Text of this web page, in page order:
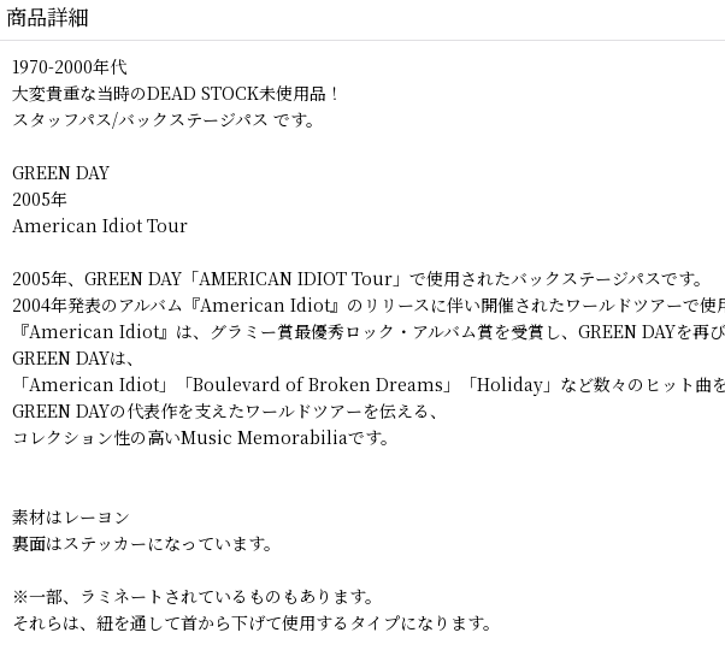
商品詳細
1970-2000年代
大変貴重な当時のDEAD STOCK未使用品！
スタッフパス/バックステージパス です。
GREEN DAY
2005年
American Idiot Tour
2005年、GREEN DAY「AMERICAN IDIOT Tour」で使用されたバックステージパスです。
2004年発表のアルバム『American Idiot』のリリースに伴い開催されたワールドツアーで使
『American Idiot』は、グラミー賞最優秀ロック・アルバム賞を受賞し、GREEN DAYを再
GREEN DAYは、
「American Idiot」「Boulevard of Broken Dreams」「Holiday」など数々のヒット曲を
GREEN DAYの代表作を支えたワールドツアーを伝える、
コレクション性の高いMusic Memorabiliaです。
素材はレーヨン
裏面はステッカーになっています。
※一部、ラミネートされているものもあります。
それらは、紐を通して首から下げて使用するタイプになります。